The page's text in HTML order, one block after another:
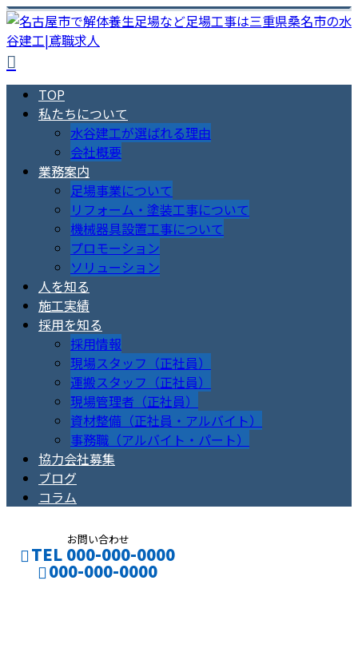
TOP
私たちについて
水谷建工が選ばれる理由
会社概要
業務案内
足場事業について
リフォーム・塗装工事について
機械器具設置工事について
プロモーション
ソリューション
人を知る
施工実績
採用を知る
採用情報
現場スタッフ（正社員）
運搬スタッフ（正社員）
現場管理者（正社員）
資材整備（正社員・アルバイト）
事務職（アルバイト・パート）
協力会社募集
ブログ
コラム
お問い合わせ
TEL 000-000-0000
000-000-0000